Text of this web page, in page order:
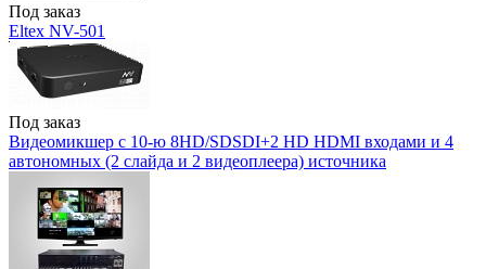
Под заказ
Eltex NV-501
Под заказ
Видеомикшер с 10-ю 8HD/SDSDI+2 HD HDMI входами и 4
автономных (2 слайда и 2 видеоплеера) источника